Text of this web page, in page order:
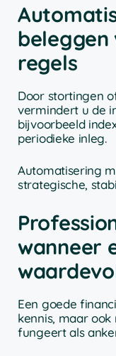
beleggen
regels
Door stortingen
vermindert u de
bijvoorbeeld
periodieke inleg.
Automatisering
strategische,
wanneer
Een goede
kennis, maar
fungeert als